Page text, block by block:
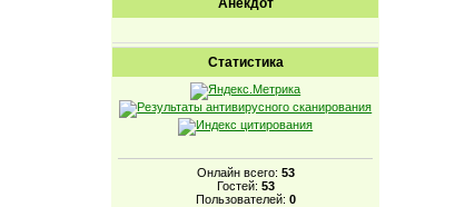
Анекдот
Статистика
Онлайн всего: 53
Гостей: 53
Пользователей: 0